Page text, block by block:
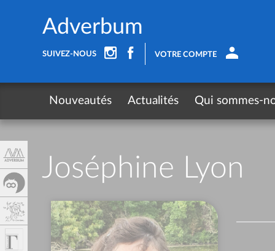
Joséphine Lyon
Adverbum
SUIVEZ-NOUS VOTRE COMPTE
Nouveautés Actualités Qui sommes-